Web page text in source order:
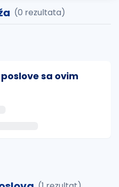
(0 rezultata)
sa ovim